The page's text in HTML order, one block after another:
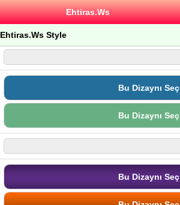
Ehtiras.Ws
Ehtiras.Ws Style
Bu Dizaynı Seç
Bu Dizaynı Seç
Bu Dizaynı Seç